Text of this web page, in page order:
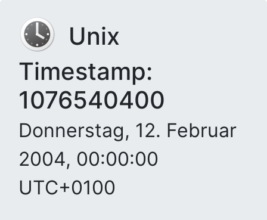
Unix
Timestamp:
1076540400
Donnerstag, 12. Februar
2004, 00:00:00
UTC+0100